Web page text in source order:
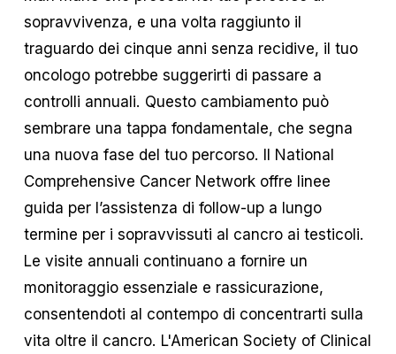
sopravvivenza, e una volta raggiunto il
traguardo dei cinque anni senza recidive, il tuo
oncologo potrebbe suggerirti di passare a
controlli annuali. Questo cambiamento può
sembrare una tappa fondamentale, che segna
una nuova fase del tuo percorso. Il National
Comprehensive Cancer Network offre linee
guida per l’assistenza di follow-up a lungo
termine per i sopravvissuti al cancro ai testicoli.
Le visite annuali continuano a fornire un
monitoraggio essenziale e rassicurazione,
consentendoti al contempo di concentrarti sulla
vita oltre il cancro. L'American Society of Clinical